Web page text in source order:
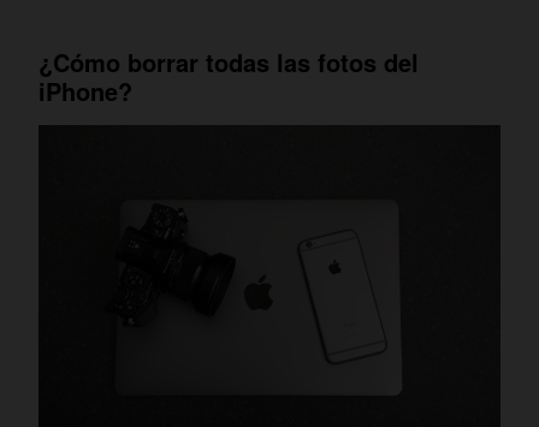
¿Cómo borrar todas las fotos del
iPhone?